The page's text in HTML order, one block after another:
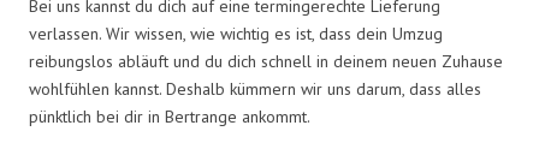
Bei uns kannst du dich auf eine termingerechte Lieferung
verlassen. Wir wissen, wie wichtig es ist, dass dein Umzug
reibungslos abläuft und du dich schnell in deinem neuen Zuhause
wohlfühlen kannst. Deshalb kümmern wir uns darum, dass alles
pünktlich bei dir in Bertrange ankommt.